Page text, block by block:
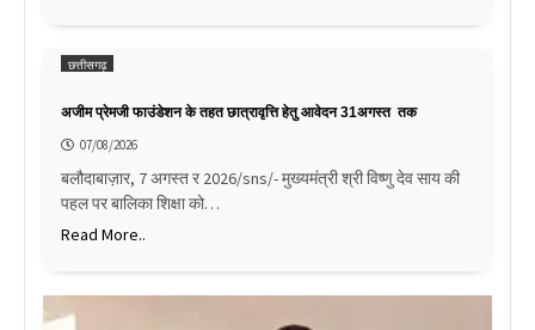
छत्तीसगढ़
अजीम प्रेमजी फाउंडेशन के तहत छात्रावृत्ति हेतु आवेदन 31अगस्त तक
07/08/2026
बलौदाबाज़ार, 7 अगस्त र 2026/sns/- मुख्यमंत्री श्री विष्णु देव साय की
पहल पर बालिका शिक्षा को…
Read More..